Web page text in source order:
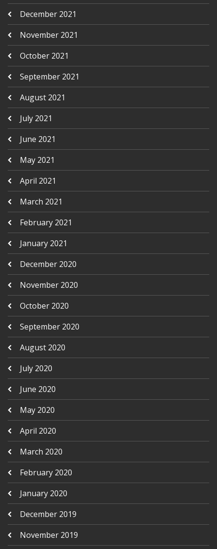
December 2021
November 2021
October 2021
September 2021
August 2021
July 2021
June 2021
May 2021
April 2021
March 2021
February 2021
January 2021
December 2020
November 2020
October 2020
September 2020
August 2020
July 2020
June 2020
May 2020
April 2020
March 2020
February 2020
January 2020
December 2019
November 2019